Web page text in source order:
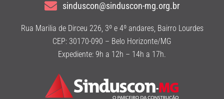
sinduscon@sinduscon-mg.org.br
Rua Marilia de Dirceu 226, 3º e 4º andares, Bairro Lourdes
CEP: 30170-090 – Belo Horizonte/MG
Expediente: 9h a 12h – 14h a 17h.